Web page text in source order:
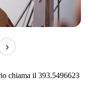
delle feste
›
chiama il 393.5496623